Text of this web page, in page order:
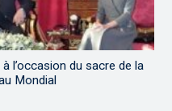
l’occasion du sacre de la
Mondial